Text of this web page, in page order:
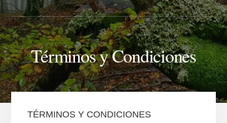
Términos y Condiciones
TÉRMINOS Y CONDICIONES